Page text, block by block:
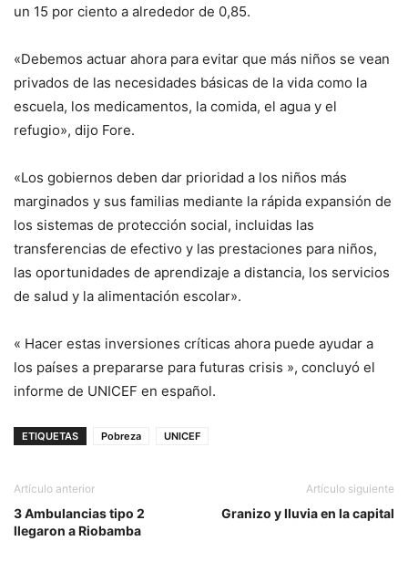
un 15 por ciento a alrededor de 0,85.
«Debemos actuar ahora para evitar que más niños se vean
privados de las necesidades básicas de la vida como la
escuela, los medicamentos, la comida, el agua y el
refugio», dijo Fore.
«Los gobiernos deben dar prioridad a los niños más
marginados y sus familias mediante la rápida expansión de
los sistemas de protección social, incluidas las
transferencias de efectivo y las prestaciones para niños,
las oportunidades de aprendizaje a distancia, los servicios
de salud y la alimentación escolar».
« Hacer estas inversiones críticas ahora puede ayudar a
los países a prepararse para futuras crisis », concluyó el
informe de UNICEF en español.
ETIQUETAS Pobreza UNICEF
Artículo anterior
3 Ambulancias tipo 2
llegaron a Riobamba
Artículo siguiente
Granizo y lluvia en la capital